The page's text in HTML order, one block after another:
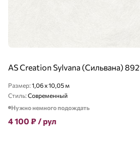
AS Creation Sylvana (Сильвана)
Размер: 1,06 x 10,05 м
Стиль: Современный
Нужно немного подождать
4 100 ₽ / рул